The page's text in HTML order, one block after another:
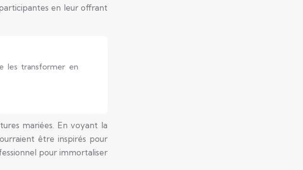
en leur offrant
les transformer en
mariées. En voyant la
être inspirés pour
pour immortaliser